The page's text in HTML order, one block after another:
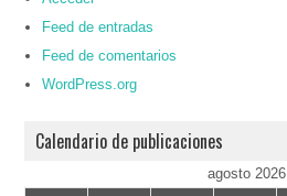
Feed de entradas
Feed de comentarios
WordPress.org
Calendario de publicaciones
agosto 2026